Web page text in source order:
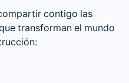
contigo las
transforman el mundo